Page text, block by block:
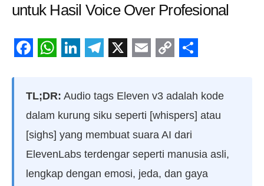
untuk Hasil Voice Over Profesional
TL;DR: Audio tags Eleven v3 adalah kode
dalam kurung siku seperti [whispers] atau
[sighs] yang membuat suara AI dari
ElevenLabs terdengar seperti manusia asli,
lengkap dengan emosi, jeda, dan gaya